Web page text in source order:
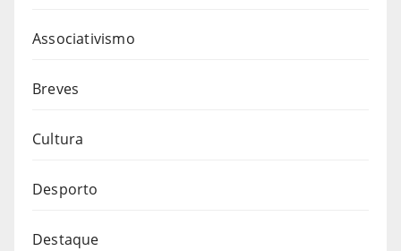
Associativismo
Breves
Cultura
Desporto
Destaque